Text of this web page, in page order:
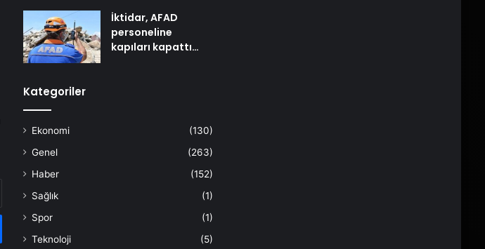
İktidar, AFAD
personeline
kapıları kapattı…
Kategoriler
Ekonomi
(130)
Genel
(263)
Haber
(152)
Sağlık
(1)
Spor
(1)
Teknoloji
(5)